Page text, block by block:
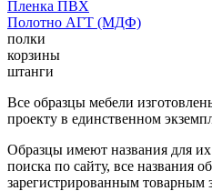
Пленка ПВХ
Полотно АГТ (МДФ)
полки
корзины
штанги
Все образцы мебели
проекту в единственном
Образцы имеют названия для
поиска по сайту, все названия
зарегистрированным товарным